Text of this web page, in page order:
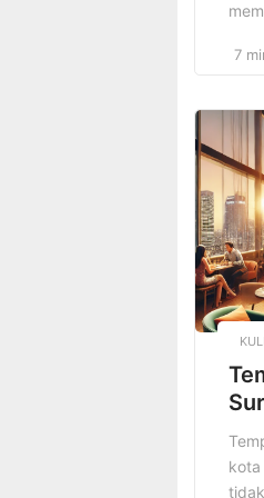
7
kota